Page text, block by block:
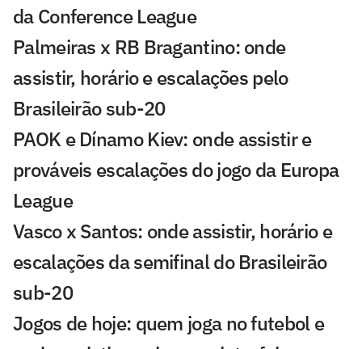
da Conference League
Palmeiras x RB Bragantino: onde
assistir, horário e escalações pelo
Brasileirão sub-20
PAOK e Dínamo Kiev: onde assistir e
prováveis escalações do jogo da Europa
League
Vasco x Santos: onde assistir, horário e
escalações da semifinal do Brasileirão
sub-20
Jogos de hoje: quem joga no futebol e